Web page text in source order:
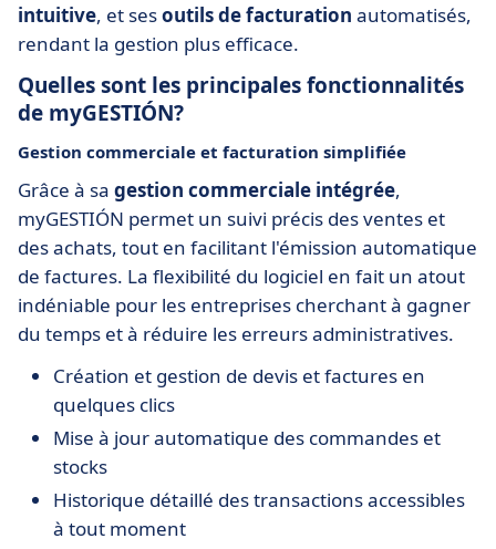
intuitive, et sesoutils de facturation automatisés,
rendant la gestion plus efficace.
Quelles sont les principales fonctionnalités
de myGESTIÓN?
Gestion commerciale et facturation simplifiée
Grâce à sa gestion commerciale intégrée,
myGESTIÓN permet un suivi précis des ventes et
des achats, tout en facilitant l'émission automatique
de factures. La flexibilité du logiciel en fait un atout
indéniable pour les entreprises cherchant à gagner
du temps et à réduire les erreurs administratives.
Création et gestion de devis et factures en
quelques clics
Mise à jour automatique des commandes et
stocks
Historique détaillé des transactions accessibles
à tout moment